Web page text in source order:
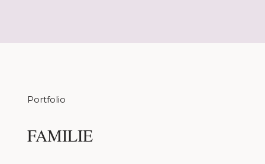
Portfolio
FAMILIE